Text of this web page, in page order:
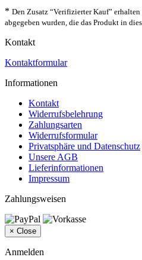
* Den Zusatz “Verifizierter Kauf”
abgegeben wurden, die das Produkt in
Kontakt
Kontaktformular
Informationen
Kontakt
Widerrufsbelehrung
Zahlungsarten
Widerrufsformular
Privatsphäre und Datenschutz
Unsere AGB
Lieferinformationen
Impressum
Zahlungsweisen
× Close
Anmelden